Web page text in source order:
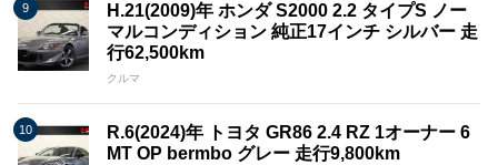
H.21(2009)年 ホンダ S2000 2.2 タイプS ノー
マルコンディション 純正17インチ シルバー 走
行62,500km
クルマ
R.6(2024)年 トヨタ GR86 2.4 RZ 1オーナー 6
MT OP bermbo グレー 走行9,800km